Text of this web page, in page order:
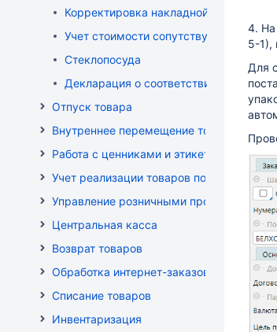
Корректировка накладной (РФ)
Учет стоимости сопутствующих услуг
Стеклопосуда
Декларация о соответствии
Отпуск товара
Внутреннее перемещение товаров
Работа с ценниками и этикетками
Учет реализации товаров по кассе
Управление розничными продажами
Центральная касса
Возврат товаров
Обработка интернет-заказов
Списание товаров
Инвентаризация
4.
5-1),
Для